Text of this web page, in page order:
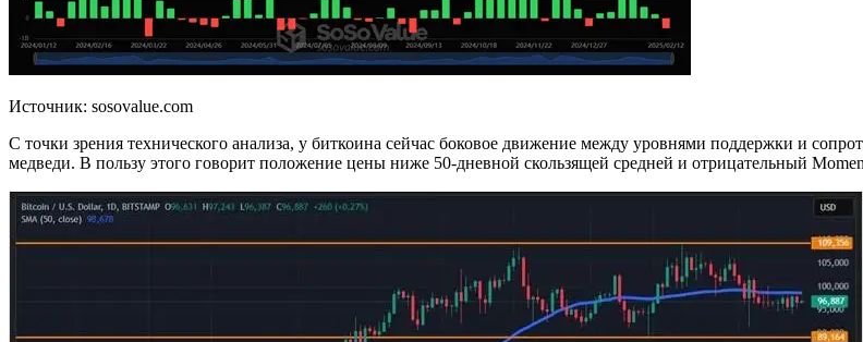
Источник: sosovalue.com
С точки зрения технического анализа, у биткоина сейчас боковое движение между уровнями поддержки и
медведи. В пользу этого говорит положение цены ниже 50-дневной скользящей средней и отрицательный